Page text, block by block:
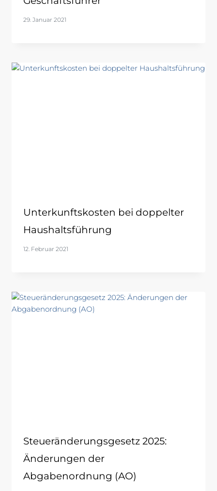
29. Januar 2021
Unterkunftskosten bei doppelter
Haushaltsführung
12. Februar 2021
Steueränderungsgesetz 2025:
Änderungen der
Abgabenordnung (AO)